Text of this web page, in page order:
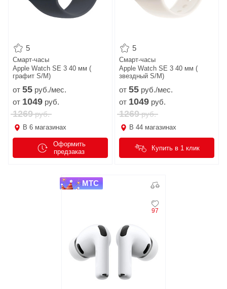
5
Смарт-часы
Apple Watch SE 3 40 мм (
графит S/M)
от 55 руб./мес.
от 1049 руб.
1269руб.
В 6 магазинах
Оформить
предзаказ
5
Смарт-часы
Apple Watch SE 3 40 мм (
звездный S/M)
от 55 руб./мес.
от 1049 руб.
1269руб.
В 44 магазинах
Купить в 1 клик
97
МТС